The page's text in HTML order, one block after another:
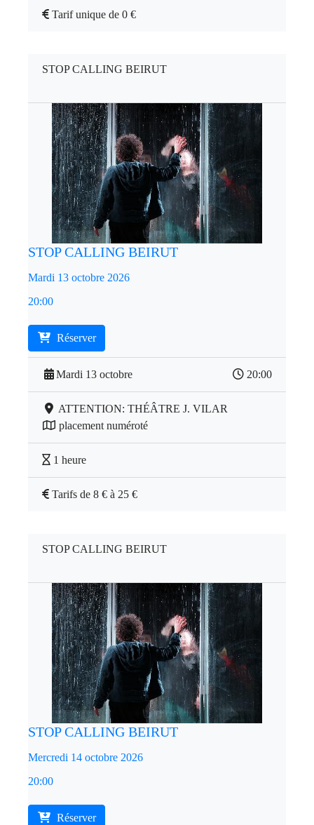
Tarif unique de 0 €
STOP CALLING BEIRUT
STOP CALLING BEIRUT
Mardi 13 octobre 2026
20:00
Réserver
Mardi 13 octobre 20:00
ATTENTION: THÉÂTRE J. VILAR
placement numéroté
1 heure
Tarifs de 8 € à 25 €
STOP CALLING BEIRUT
STOP CALLING BEIRUT
Mercredi 14 octobre 2026
20:00
Réserver